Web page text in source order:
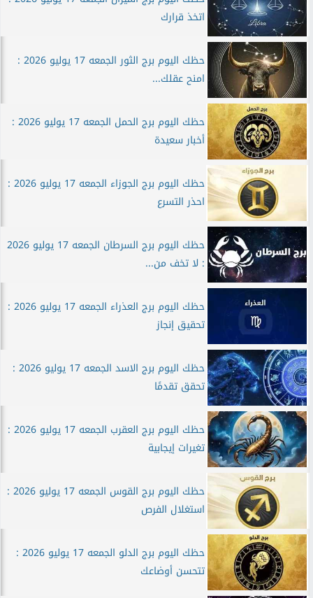
اتخذ قرارك
حظك اليوم برج الثور الجمعه 17 يوليو 2026 :
امنح عقلك...
حظك اليوم برج الحمل الجمعه 17 يوليو 2026 :
أخبار سعيدة
حظك اليوم برج الجوزاء الجمعه 17 يوليو 2026 :
احذر التسرع
حظك اليوم برج السرطان الجمعه 17 يوليو 2026
: لا تخف من...
حظك اليوم برج العذراء الجمعه 17 يوليو 2026 :
تحقيق إنجاز
حظك اليوم برج الاسد الجمعه 17 يوليو 2026 :
تحقق تقدمًا
حظك اليوم برج العقرب الجمعه 17 يوليو 2026 :
تغيرات إيجابية
حظك اليوم برج القوس الجمعه 17 يوليو 2026 :
استغلال الفرص
حظك اليوم برج الدلو الجمعه 17 يوليو 2026 :
تتحسن أوضاعك